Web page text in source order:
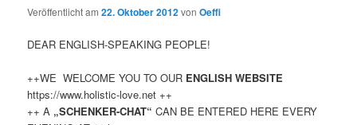
Veröffentlicht am22. Oktober 2012vonOeffi
DEAR ENGLISH-SPEAKING PEOPLE!
++WE WELCOME YOU TO OUR ENGLISH WEBSITE
https://www.holistic-love.net ++
++ A „SCHENKER-CHAT“ CAN BE ENTERED HERE EVERY